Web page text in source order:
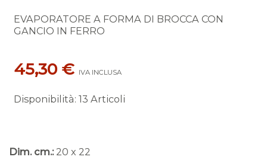
EVAPORATORE A FORMA DI BROCCA CON
GANCIO IN FERRO
45,30 € IVA INCLUSA
Disponibilità: 13 Articoli
Dim. cm.: 20 x 22